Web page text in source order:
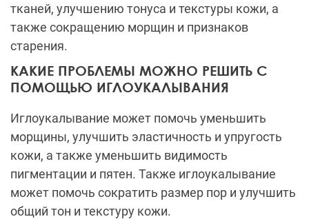
тканей, улучшению тонуса и текстуры кожи, а
также сокращению морщин и признаков
старения.
КАКИЕ ПРОБЛЕМЫ МОЖНО РЕШИТЬ С
ПОМОЩЬЮ ИГЛОУКАЛЫВАНИЯ
Иглоукалывание может помочь уменьшить
морщины, улучшить эластичность и упругость
кожи, а также уменьшить видимость
пигментации и пятен. Также иглоукалывание
может помочь сократить размер пор и улучшить
общий тон и текстуру кожи.